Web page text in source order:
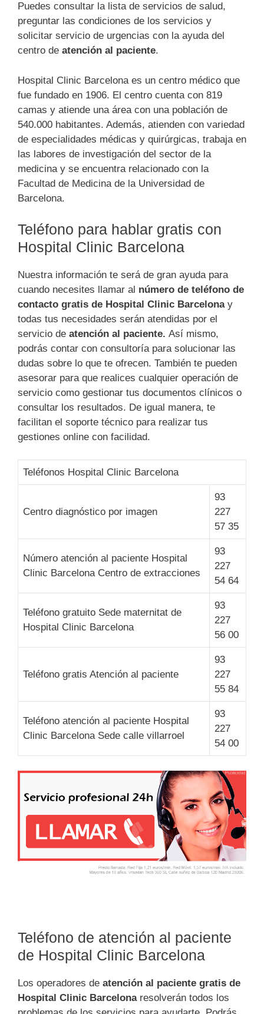
Puedes consultar la lista de servicios de salud,
preguntar las condiciones de los servicios y
solicitar servicio de urgencias con la ayuda del
centro de atención al paciente.
Hospital Clinic Barcelona es un centro médico que
fue fundado en 1906. El centro cuenta con 819
camas y atiende una área con una población de
540.000 habitantes. Además, atienden con variedad
de especialidades médicas y quirúrgicas, trabaja en
las labores de investigación del sector de la
medicina y se encuentra relacionado con la
Facultad de Medicina de la Universidad de
Barcelona.
Teléfono para hablar gratis con
Hospital Clinic Barcelona
Nuestra información te será de gran ayuda para
cuando necesites llamar al número de teléfono de
contacto gratis de Hospital Clinic Barcelona y
todas tus necesidades serán atendidas por el
servicio de atención al paciente. Así mismo,
podrás contar con consultoría para solucionar las
dudas sobre lo que te ofrecen. También te pueden
asesorar para que realices cualquier operación de
servicio como gestionar tus documentos clínicos o
consultar los resultados. De igual manera, te
facilitan el soporte técnico para realizar tus
gestiones online con facilidad.
Teléfonos Hospital Clinic Barcelona
Centro diagnóstico por imagen
93
227
57 35
Número atención al paciente Hospital
Clinic Barcelona Centro de extracciones
93
227
54 64
Teléfono gratuito Sede maternitat de
Hospital Clinic Barcelona
93
227
56 00
Teléfono gratis Atención al paciente
93
227
55 84
Teléfono atención al paciente Hospital
Clinic Barcelona Sede calle villarroel
93
227
54 00
Teléfono de atención al paciente
de Hospital Clinic Barcelona
Los operadores de atención al paciente gratis de
Hospital Clinic Barcelona resolverán todos los